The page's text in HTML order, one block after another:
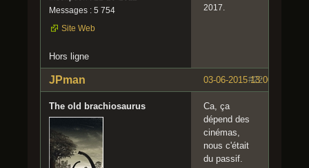
Messages : 5 754
Site Web
2017.
Hors ligne
#22
03-06-2015 13:00:15
JPman
The old brachiosaurus
Ca, ça
dépend des
cinémas,
nous c'était
du passif.